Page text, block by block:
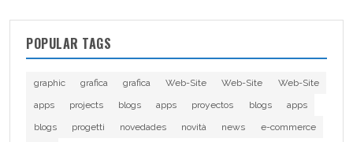
POPULAR TAGS
graphic grafica grafica Web-Site Web-Site
Web-Site
apps
projects blogs apps proyectos blogs
apps
blogs
progetti novedades novità news
e-commerce